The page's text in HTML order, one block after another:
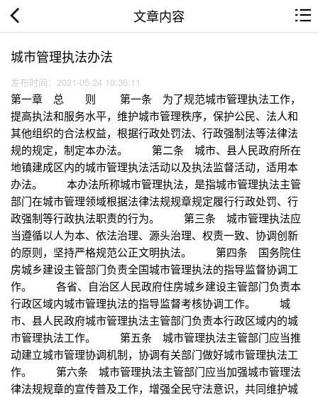
文章内容
城市管理执法办法
发布时间：2021-05-24 10:36:11
第一章 总 则 第一条 为了规范城市管理执法工作，
提高执法和服务水平，维护城市管理秩序，保护公民、法人和
其他组织的合法权益，根据行政处罚法、行政强制法等法律法
规的规定，制定本办法。 第二条 城市、县人民政府所在
地镇建成区内的城市管理执法活动以及执法监督活动，适用本
办法。 本办法所称城市管理执法，是指城市管理执法主管
部门在城市管理领域根据法律法规规章规定履行行政处罚、行
政强制等行政执法职责的行为。 第三条 城市管理执法应
当遵循以人为本、依法治理、源头治理、权责一致、协调创新
的原则，坚持严格规范公正文明执法。 第四条 国务院住
房城乡建设主管部门负责全国城市管理执法的指导监督协调工
作。 各省、自治区人民政府住房城乡建设主管部门负责本
行政区域内城市管理执法的指导监督考核协调工作。 城
市、县人民政府城市管理执法主管部门负责本行政区域内的城
市管理执法工作。 第五条 城市管理执法主管部门应当推
动建立城市管理协调机制，协调有关部门做好城市管理执法工
作。 第六条 城市管理执法主管部门应当加强城市管理法
律法规规章的宣传普及工作，增强全民守法意识，共同维护城